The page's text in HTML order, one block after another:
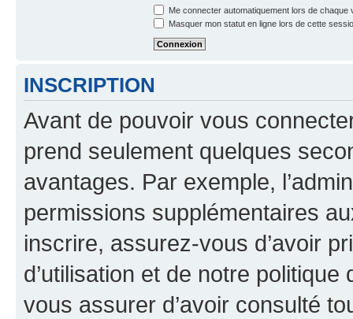
Me connecter automatiquement lors de chaque
Masquer mon statut en ligne lors de cette
INSCRIPTION
Avant de pouvoir vous
prend seulement quelques
avantages. Par exemple,
permissions supplémentaires
inscrire, assurez-vous d’avoir
d’utilisation et de notre
vous assurer d’avoir consulté